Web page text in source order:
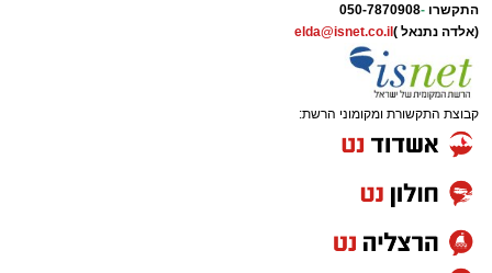
התקשרו -
050-7870908
(אלדה נתנאל ) elda@isnet.co.il
קבוצת התקשורת ומקומוני הרשת: